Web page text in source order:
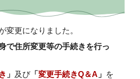
変更になりました。
で住所変更等の手続きを行っ
」 及び「 変更手続きQ＆A 」 を